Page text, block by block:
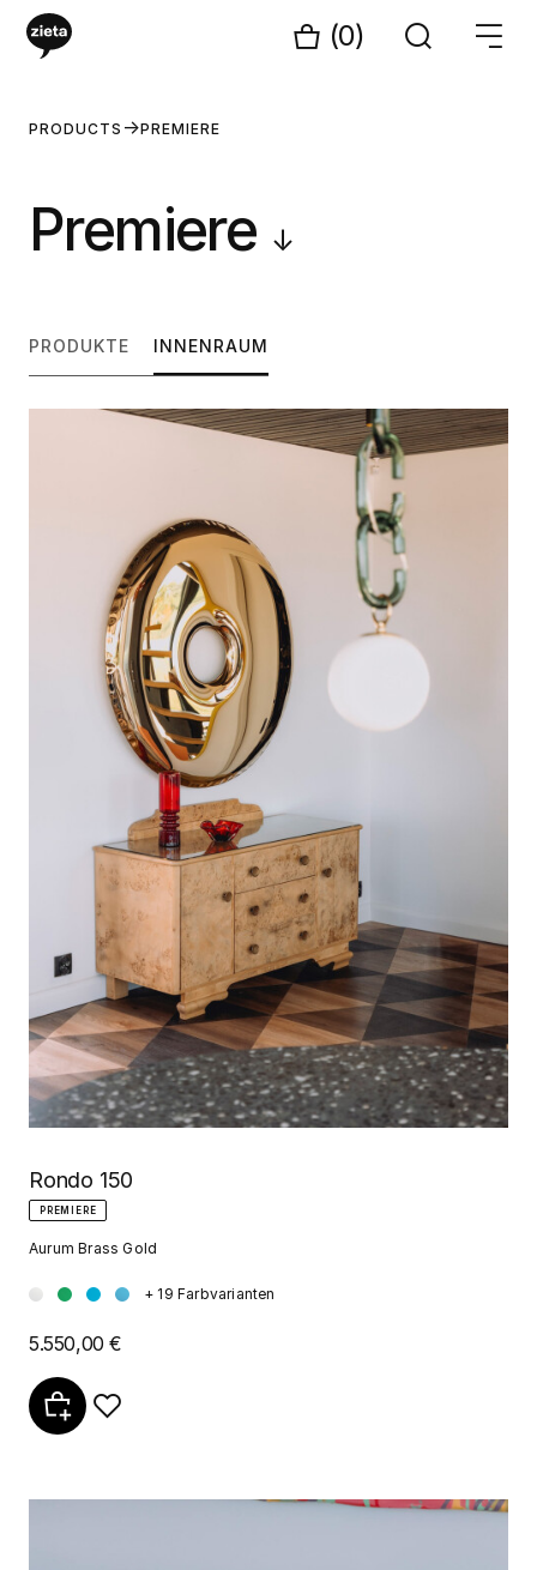
(0)
PRODUCTS PREMIERE
Premiere ↓
PRODUKTE INNENRAUM
Rondo 150
PREMIERE
Aurum Brass Gold
+ 19 Farbvarianten
5.550,00 €